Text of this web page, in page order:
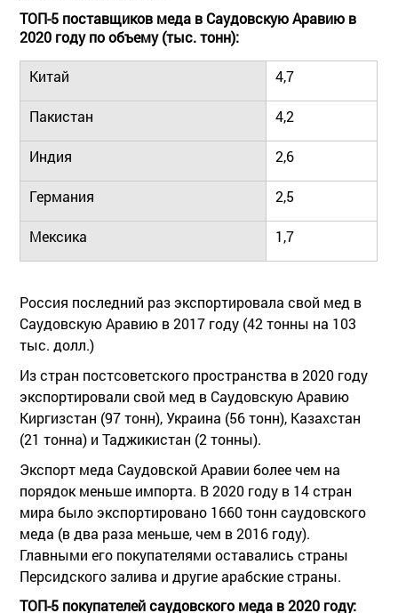
ТОП-5 поставщиков меда в Саудовскую Аравию в
2020 году по объему (тыс. тонн):
Китай 4,7
Пакистан 4,2
Индия 2,6
Германия 2,5
Мексика 1,7
Россия последний раз экспортировала свой мед в
Саудовскую Аравию в 2017 году (42 тонны на 103
тыс. долл.)
Из стран постсоветского пространства в 2020 году
экспортировали свой мед в Саудовскую Аравию
Киргизстан (97 тонн), Украина (56 тонн), Казахстан
(21 тонна) и Таджикистан (2 тонны).
Экспорт меда Саудовской Аравии более чем на
порядок меньше импорта. В 2020 году в 14 стран
мира было экспортировано 1660 тонн саудовского
меда (в два раза меньше, чем в 2016 году).
Главными его покупателями оставались страны
Персидского залива и другие арабские страны.
ТОП-5 покупателей саудовского меда в 2020 году: